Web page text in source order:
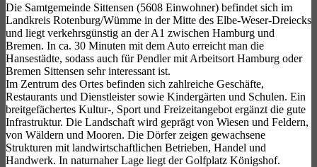
Die Samtgemeinde Sittensen (5608 Einwohner) befindet sich im
Landkreis Rotenburg/Wümme in der Mitte des Elbe-Weser-Dreiecks
und liegt verkehrsgünstig an der A1 zwischen Hamburg und
Bremen. In ca. 30 Minuten mit dem Auto erreicht man die
Hansestädte, sodass auch für Pendler mit Arbeitsort Hamburg oder
Bremen Sittensen sehr interessant ist.
Im Zentrum des Ortes befinden sich zahlreiche Geschäfte,
Restaurants und Dienstleister sowie Kindergärten und Schulen. Ein
breitgefächertes Kultur-, Sport und Freizeitangebot ergänzt die gute
Infrastruktur. Die Landschaft wird geprägt von Wiesen und Feldern,
von Wäldern und Mooren. Die Dörfer zeigen gewachsene
Strukturen mit landwirtschaftlichen Betrieben, Handel und
Handwerk. In naturnaher Lage liegt der Golfplatz Königshof.